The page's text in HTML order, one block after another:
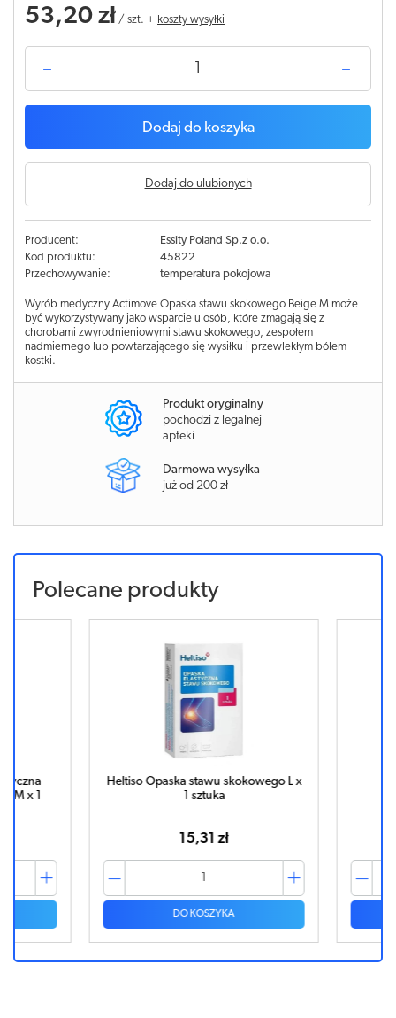
53,20 zł / szt. + koszty wysyłki
Dodaj do koszyka
Dodaj do ulubionych
Producent:
Essity Poland Sp.z o.o.
Kod produktu:
45822
Przechowywanie:
temperatura pokojowa
Wyrób medyczny Actimove Opaska stawu skokowego Beige M może
być wykorzystywany jako wsparcie u osób, które zmagają się z
chorobami zwyrodnieniowymi stawu skokowego, zespołem
nadmiernego lub powtarzającego się wysiłku i przewlekłym bólem
kostki.
Produkt oryginalny
pochodzi z legalnej
apteki
Darmowa wysyłka
już od 200 zł
Polecane produkty
x 1
Heltiso Opaska stawu skokowego L x
1 sztuka
15,31 zł
DO KOSZYKA